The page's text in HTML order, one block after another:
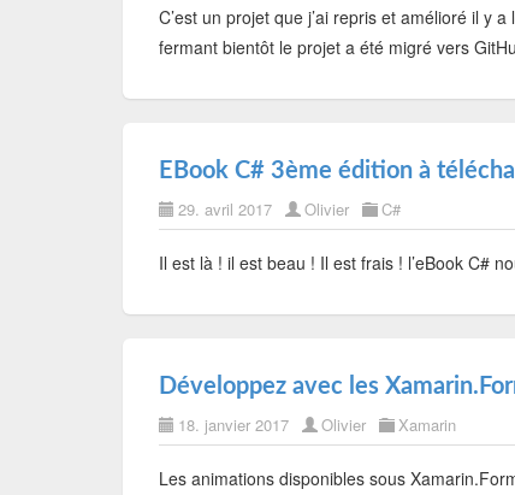
C’est un projet que j’ai repris et amélioré il y
fermant bientôt le projet a été migré vers
EBook C# 3ème édition à
29. avril 2017 Olivier C#
Il est là ! il est beau ! Il est frais ! l’eBook C#
Développez avec les
18. janvier 2017 Olivier Xamarin
Les animations disponibles sous